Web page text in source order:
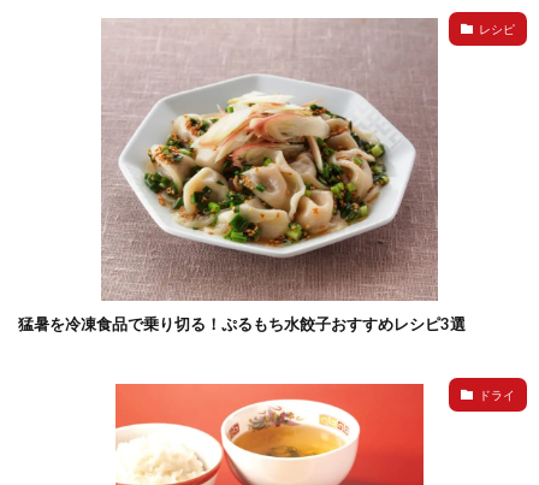
レシピ
猛暑を冷凍食品で乗り切る！ぷるもち水餃子おすすめレシピ3選
ドライ